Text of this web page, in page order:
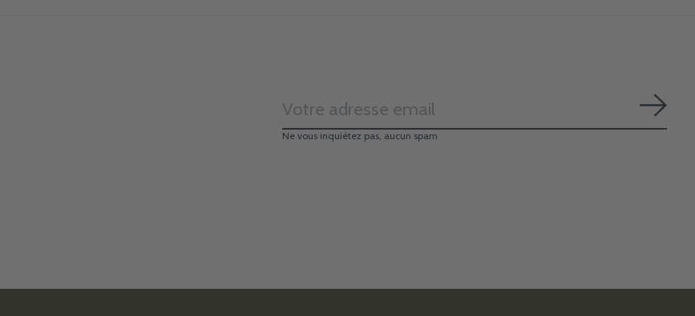
Ne vous inquiétez pas, aucun spam